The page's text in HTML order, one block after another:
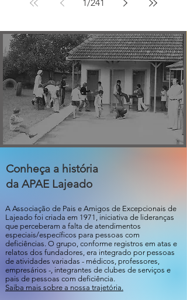
explora
vogais
em
divertid
a
atividad
e
sensoria
l
ada
TEA e
Práticas
Basead
as em
Evidênc
ias
anima
1/241
Conheça a história
da APAE Lajeado
A Associação de Pais e Amigos de Excepcionais de
Lajeado foi criada em 1971, iniciativa de lideranças
que perceberam a falta de atendimentos
especiais/específicos para pessoas com
deficiências. O grupo, conforme registros em atas e
relatos dos fundadores, era integrado por pessoas
de atividades variadas - médicos, professores,
empresários -, integrantes de clubes de serviços e
pais de pessoas com deficiência.
Saiba mais sobre a nossa trajetória.